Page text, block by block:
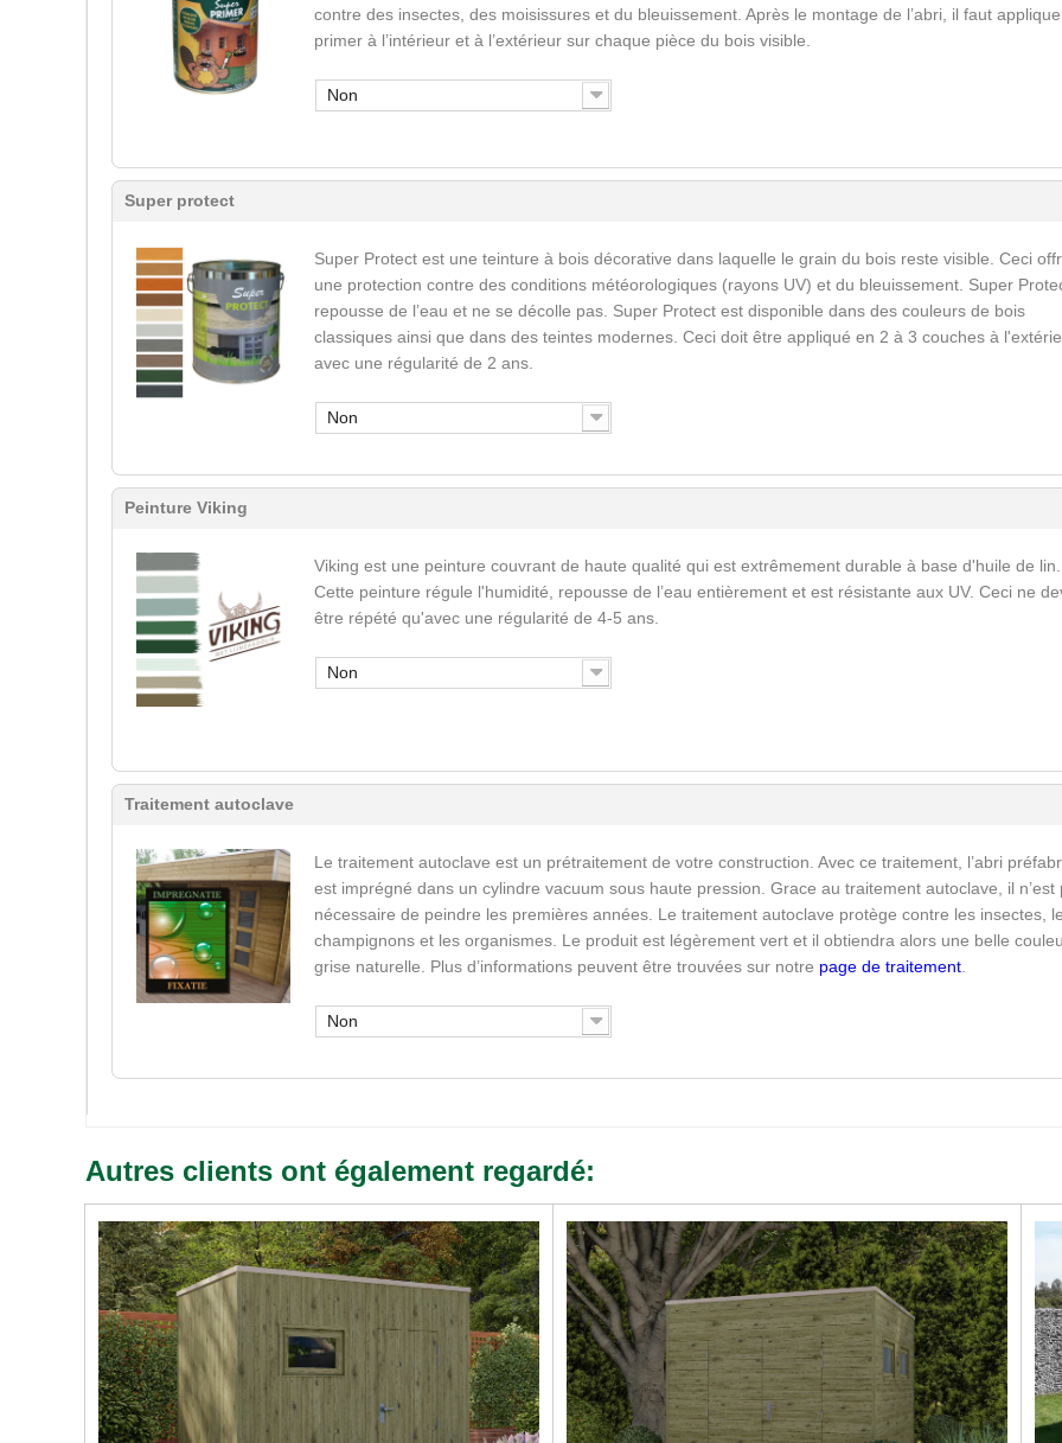
contre des insectes, des moisissures et du bleuissement. Après le montage de l’abri, il faut
primer à l’intérieur et à l’extérieur sur chaque pièce du bois visible.
Non
Super protect
Super Protect est une teinture à bois décorative dans laquelle le grain du bois reste visible. Ceci
une protection contre des conditions météorologiques (rayons UV) et du bleuissement. Super
repousse de l’eau et ne se décolle pas. Super Protect est disponible dans des couleurs de bois
classiques ainsi que dans des teintes modernes. Ceci doit être appliqué en 2 à 3 couches à
avec une régularité de 2 ans.
Non
Peinture Viking
Viking est une peinture couvrant de haute qualité qui est extrêmement durable à base d'huile de lin.
Cette peinture régule l'humidité, repousse de l’eau entièrement et est résistante aux UV. Ceci ne
être répété qu'avec une régularité de 4-5 ans.
Non
Traitement autoclave
Le traitement autoclave est un prétraitement de votre construction. Avec ce traitement, l’abri
est imprégné dans un cylindre vacuum sous haute pression. Grace au traitement autoclave, il n’est
nécessaire de peindre les premières années. Le traitement autoclave protège contre les insectes,
champignons et les organismes. Le produit est légèrement vert et il obtiendra alors une belle
grise naturelle. Plus d’informations peuvent être trouvées sur notre page de traitement.
Non
Autres clients ont également regardé: